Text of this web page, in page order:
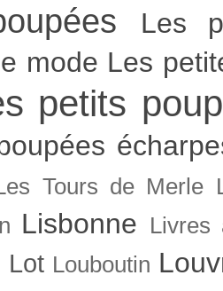
Les
mode Les
petits
Tours de Merle
Lisbonne
Livres
Lot Louboutin